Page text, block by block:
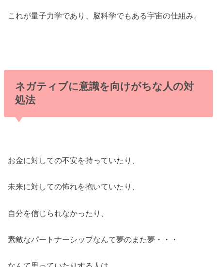
これが量子力学であり、脳科学でもある宇宙の仕組み。
ネガティブに意識を向けがちな人の対
処法
お金に対しての不安を持っていたり、
未来に対しての怖れを抱いていたり、
自分を信じられなかったり、
素敵なパートナーシップなんて夢のまた夢・・・